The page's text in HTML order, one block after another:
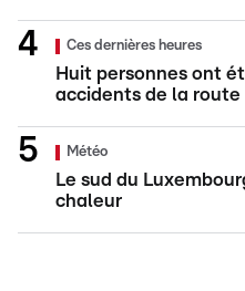
Ces dernières heures
Huit personnes ont
accidents de la route
Météo
Le sud du
chaleur